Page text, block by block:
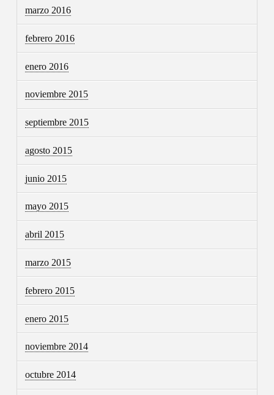
marzo 2016
febrero 2016
enero 2016
noviembre 2015
septiembre 2015
agosto 2015
junio 2015
mayo 2015
abril 2015
marzo 2015
febrero 2015
enero 2015
noviembre 2014
octubre 2014